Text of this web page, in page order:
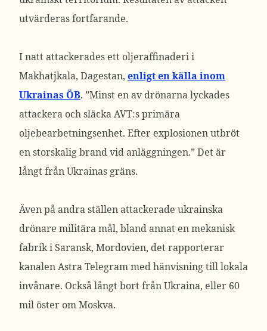
utvärderas fortfarande.
I natt attackerades ett oljeraffinaderi i
Makhatjkala, Dagestan, enligt en källa inom
Ukrainas ÖB. ”Minst en av drönarna lyckades
attackera och släcka AVT:s primära
oljebearbetningsenhet. Efter explosionen utbröt
en storskalig brand vid anläggningen.” Det är
långt från Ukrainas gräns.
Även på andra ställen attackerade ukrainska
drönare militära mål, bland annat en mekanisk
fabrik i Saransk, Mordovien, det rapporterar
kanalen Astra Telegram med hänvisning till lokala
invånare. Också långt bort från Ukraina, eller 60
mil öster om Moskva.